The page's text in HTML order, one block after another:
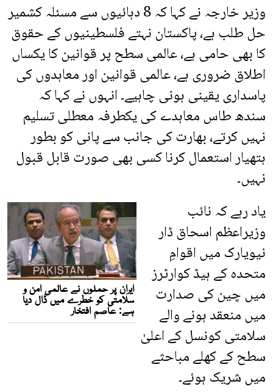
وزیر خارجہ نے کہا کہ 8 دہائیوں سے مسئلہ کشمیر
حل طلب ہے، پاکستان نہتے فلسطینیوں کے حقوق
کا بھی حامی ہے، عالمی سطح پر قوانین کا یکساں
اطلاق ضروری ہے، عالمی قوانین اور معاہدوں کی
پاسداری یقینی ہونی چاہیے۔ انہوں نے کہا کہ
سندھ طاس معاہدے کی یکطرفہ معطلی تسلیم
نہیں کرتے، بھارت کی جانب سے پانی کو بطور
ہتھیار استعمال کرنا کسی بھی صورت قابل قبول
نہیں۔
یاد رہے کہ نائب
وزیراعظم اسحاق ڈار
نیویارک میں اقوامِ
متحدہ کے ہیڈ کوارٹرز
میں چین کی صدارت
میں منعقد ہونے والے
سلامتی کونسل کے اعلیٰ
سطح کے کھلے مباحثے
میں شریک ہوئے۔